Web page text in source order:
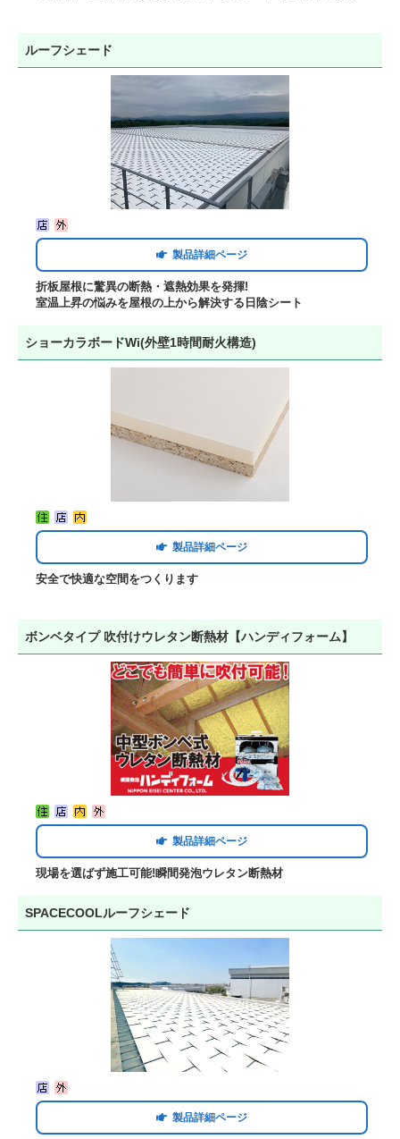
ルーフシェード
製品詳細ページ
折板屋根に驚異の断熱・遮熱効果を発揮!
室温上昇の悩みを屋根の上から解決する日陰シート
ショーカラボードWi(外壁1時間耐火構造)
製品詳細ページ
安全で快適な空間をつくります
ボンベタイプ 吹付けウレタン断熱材【ハンディフォーム】
製品詳細ページ
現場を選ばず施工可能!瞬間発泡ウレタン断熱材
SPACECOOLルーフシェード
製品詳細ページ